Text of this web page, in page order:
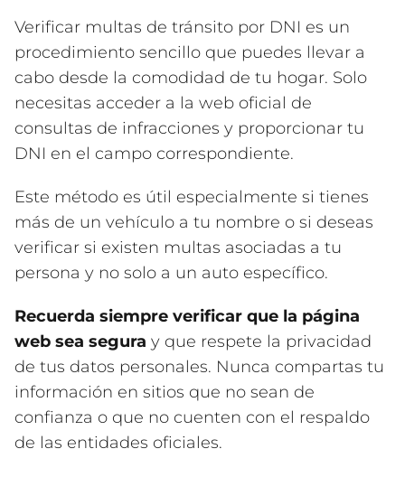
Verificar multas de tránsito por DNI es un
procedimiento sencillo que puedes llevar a
cabo desde la comodidad de tu hogar. Solo
necesitas acceder a la web oficial de
consultas de infracciones y proporcionar tu
DNI en el campo correspondiente.
Este método es útil especialmente si tienes
más de un vehículo a tu nombre o si deseas
verificar si existen multas asociadas a tu
persona y no solo a un auto específico.
Recuerda siempre verificar que la página
web sea segura y que respete la privacidad
de tus datos personales. Nunca compartas tu
información en sitios que no sean de
confianza o que no cuenten con el respaldo
de las entidades oficiales.